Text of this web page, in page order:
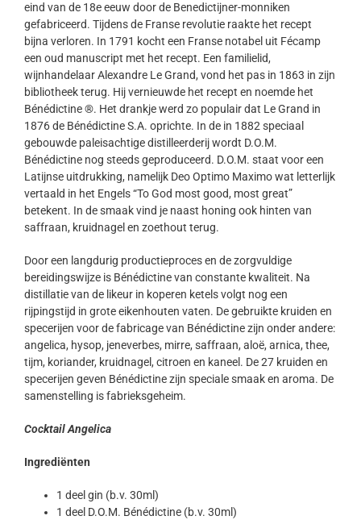
eind van de 18e eeuw door de Benedictijner-monniken
gefabriceerd. Tijdens de Franse revolutie raakte het recept
bijna verloren. In 1791 kocht een Franse notabel uit Fécamp
een oud manuscript met het recept. Een familielid,
wijnhandelaar Alexandre Le Grand, vond het pas in 1863 in zijn
bibliotheek terug. Hij vernieuwde het recept en noemde het
Bénédictine ®. Het drankje werd zo populair dat Le Grand in
1876 de Bénédictine S.A. oprichte. In de in 1882 speciaal
gebouwde paleisachtige distilleerderij wordt D.O.M.
Bénédictine nog steeds geproduceerd. D.O.M. staat voor een
Latijnse uitdrukking, namelijk Deo Optimo Maximo wat letterlijk
vertaald in het Engels “To God most good, most great”
betekent. In de smaak vind je naast honing ook hinten van
saffraan, kruidnagel en zoethout terug.
Door een langdurig productieproces en de zorgvuldige
bereidingswijze is Bénédictine van constante kwaliteit. Na
distillatie van de likeur in koperen ketels volgt nog een
rijpingstijd in grote eikenhouten vaten. De gebruikte kruiden en
specerijen voor de fabricage van Bénédictine zijn onder andere:
angelica, hysop, jeneverbes, mirre, saffraan, aloë, arnica, thee,
tijm, koriander, kruidnagel, citroen en kaneel. De 27 kruiden en
specerijen geven Bénédictine zijn speciale smaak en aroma. De
samenstelling is fabrieksgeheim.
Cocktail Angelica
Ingrediënten
1 deel gin (b.v. 30ml)
1 deel D.O.M. Bénédictine (b.v. 30ml)